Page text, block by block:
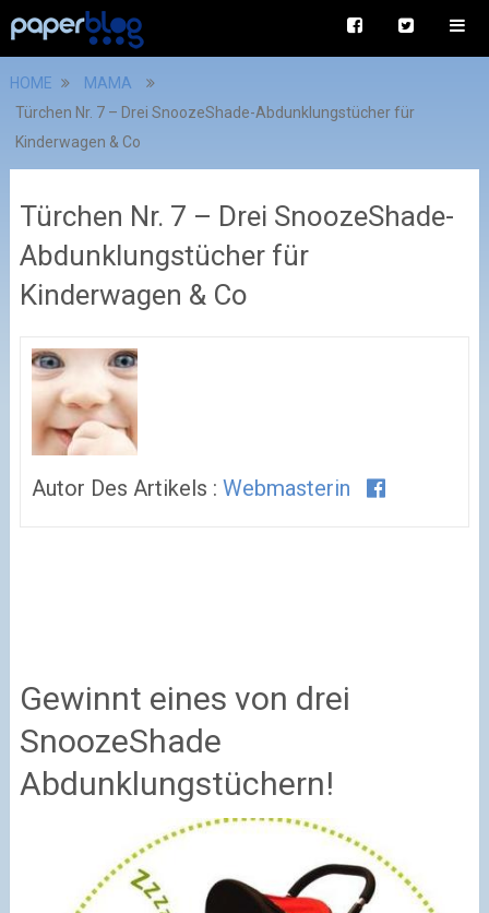
HOME
MAMA
Türchen Nr. 7 – Drei SnoozeShade-Abdunklungstücher für
Kinderwagen & Co
Türchen Nr. 7 – Drei SnoozeShade-
Abdunklungstücher für
Kinderwagen & Co
Autor Des Artikels : Webmasterin
Gewinnt eines von drei
SnoozeShade
Abdunklungstüchern!